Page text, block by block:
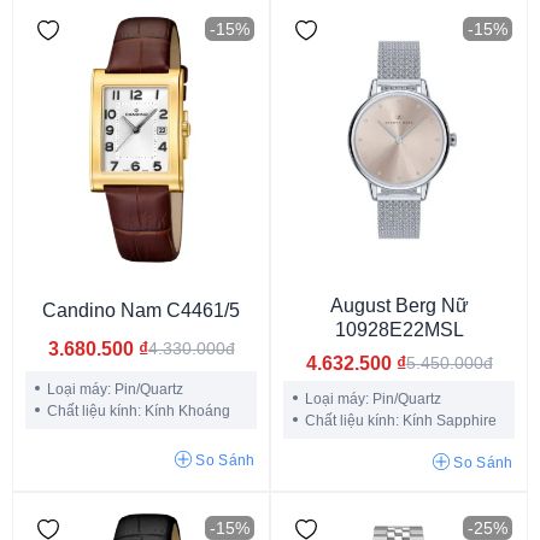
Dây Nhựa
Silicon
Dây Da Dây kim loại Dây cao su Da bê
-15%
Candino Nam C4461/5
3.680.500 ₫4.330.000đ
Loại máy: Pin/Quartz
Chất liệu kính: Kính Khoáng
So Sánh
-15%
August Berg Nữ
10928E22MSL
4.632.500 ₫5.450.000đ
Loại máy: Pin/Quartz
Chất liệu kính: Kính Sapphire
So Sánh
-15% -25%